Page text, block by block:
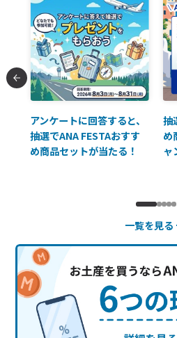
アンケートに回答すると、
抽選でANA FESTAおすす
め商品セットが当たる！
抽
め
ャ
一覧を見る